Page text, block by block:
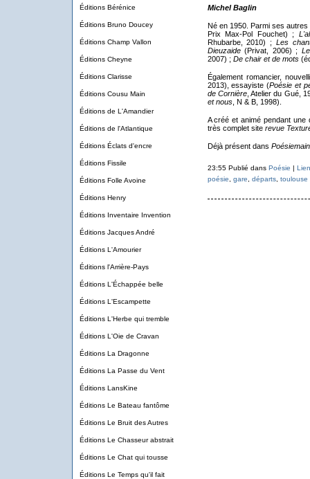
Éditions Bérénice
Éditions Bruno Doucey
Éditions Champ Vallon
Éditions Cheyne
Éditions Clarisse
Éditions Cousu Main
Éditions de L'Amandier
Éditions de l'Atlantique
Éditions Éclats d'encre
Éditions Fissile
Éditions Folle Avoine
Éditions Henry
Éditions Inventaire Invention
Éditions Jacques André
Éditions L'Amourier
Éditions l'Arrière-Pays
Éditions L'Échappée belle
Éditions L'Escampette
Éditions L'Herbe qui tremble
Éditions L'Oie de Cravan
Éditions La Dragonne
Éditions La Passe du Vent
Éditions LansKine
Éditions Le Bateau fantôme
Éditions Le Bruit des Autres
Éditions Le Chasseur abstrait
Éditions Le Chat qui tousse
Éditions Le Temps qu'il fait
Michel Baglin
Né en 1950. Parmi ses
Prix Max-Pol Fouchet) ;
Rhubarbe, 2010) ; Les
Dieuzaide(Privat, 2006) ;
2007) ; De chair et de mots
Également romancier,
2013), essayiste (Poésie et
de Cornière, Atelier du Gué,
et nous, N & B, 1998).
A créé et animé pendant
très complet site revue
Déjà présent dans
23:55 Publié dans Poésie |
poésie
gare départs, toulouse